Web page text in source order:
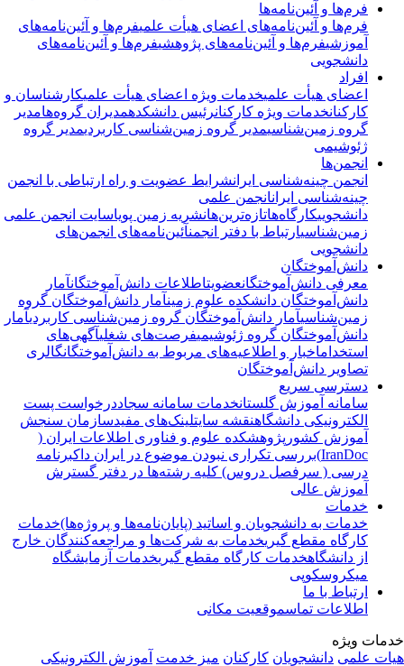
فرم‌ها و آئین‌نامه‌ها
فرم‌ها و آئین‌نامه‌های اعضای هیأت علمیفرم‌ها و آئین‌نامه‌های
آموزشیفرم‌ها و آئین‌نامه‌های پژوهشیفرم‌ها و آئین‌نامه‌های
دانشجویی
افراد
اعضای هیأت علمیخدمات ویژه اعضای هیأت علمیکارشناسان و
کارکنانخدمات ویژه کارکنانرئیس دانشکدهمدیران گروه‌هامدیر
گروه زمین‌شناسیمدیر گروه زمین‌شناسی کاربردیمدیر گروه
ژئوشیمی
انجمن‌ها
انجمن چینه‌شناسی ایران شرایط عضویت و راه ارتباطی با انجمن
چینه‌شناسی ایران انجمن علمی
دانشجوییکارگاه‌هاتازه‌ترین‌هانشریه زمین پویاسایت انجمن علمی
زمین‌شناسیارتباط با دفتر انجمنآئین‌نامه‌های انجمن‌های
دانشجویی
دانش‌آموختگان
معرفی دانش‌آموختگانعضویتاطلاعات دانش‌آموختگانآمار
دانش‌آموختگان دانشکده علوم زمینآمار دانش‌آموختگان گروه
زمین‌شناسیآمار دانش‌آموختگان گروه زمین‌شناسی کاربردیآمار
دانش‌آموختگان گروه ژئوشیمیفرصت‌های شغلیآگهی‌های
استخدام اخبار و اطلاعیه‌های مربوط به دانش‌آموختگانگالری
تصاویر دانش‌آموختگان
دسترسی سریع
سامانه آموزش گلستانخدمات سامانه سجاددرخواست پست
الکترونیکی دانشگاهنقشه سایتلینک‌های مفیدسازمان سنجش
آموزش کشورپژوهشکده علوم و فناوری اطلاعات ایران (
IranDoc) بررسی تکراری نبودن موضوع در ایران داک برنامه
درسی ( سرفصل دروس) کلیه رشته‌ها در دفتر گسترش
آموزش عالی
خدمات
خدمات به دانشجویان و اساتید (پایان‌نامه‌ها و پروژه‌ها)خدمات
کارگاه مقطع گیریخدمات به شرکت‌ها و مراجعه‌کنندگان خارج
از دانشگاهخدمات کارگاه مقطع گیریخدمات آزمایشگاه
میکروسکوپی
ارتباط با ما
اطلاعات تماسموقعیت مکانی
ویژه
علمی دانشجویان کارکنان میز خدمت آموزش الکترونیکی